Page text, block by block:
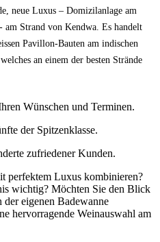
neue Luxus – Domizilanlage am
Strand von Kendwa. Es handelt
Pavillon-Bauten am indischen
an einem der besten Strände
Wünschen und Terminen.
der Spitzenklasse.
zufriedener Kunden.
perfektem Luxus kombinieren?
wichtig? Möchten Sie den Blick
eigenen Badewanne
hervorragende Weinauswahl am